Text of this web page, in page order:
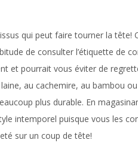
qui peut faire tourner la tête!
de consulter l’étiquette de
et pourrait vous éviter de
au cachemire, au bambou
plus durable. En
intemporel puisque vous les
sur un coup de tête!